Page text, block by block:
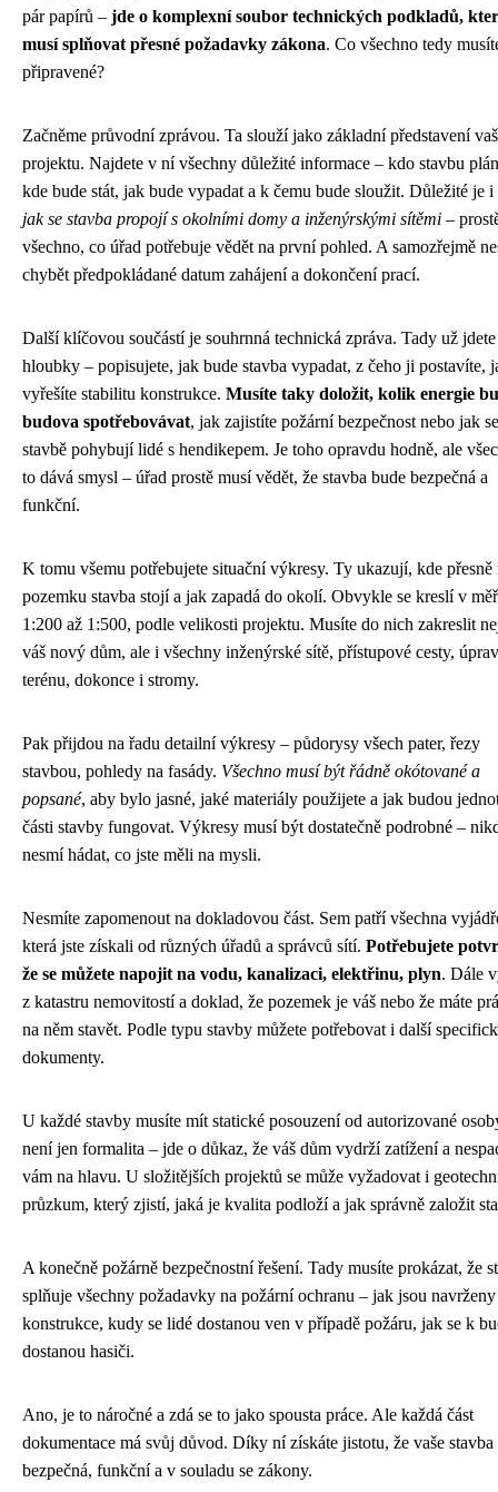
pár papírů – jde o komplexní soubor technických podkladů,
musí splňovat přesné požadavky zákona. Co všechno tedy
připravené?
Začněme průvodní zprávou. Ta slouží jako základní představení
projektu. Najdete v ní všechny důležité informace – kdo stavbu
kde bude stát, jak bude vypadat a k čemu bude sloužit. Důležité je i
jak se stavba propojí s okolními domy a inženýrskými sítěmi –
všechno, co úřad potřebuje vědět na první pohled. A samozřejmě
chybět předpokládané datum zahájení a dokončení prací.
Další klíčovou součástí je souhrnná technická zpráva. Tady už
hloubky – popisujete, jak bude stavba vypadat, z čeho ji postavíte,
vyřešíte stabilitu konstrukce. Musíte taky doložit, kolik energie
budova spotřebovávat, jak zajistíte požární bezpečnost nebo jak
stavbě pohybují lidé s hendikepem. Je toho opravdu hodně, ale
to dává smysl – úřad prostě musí vědět, že stavba bude bezpečná a
funkční.
K tomu všemu potřebujete situační výkresy. Ty ukazují, kde přesně
pozemku stavba stojí a jak zapadá do okolí. Obvykle se kreslí v
1:200 až 1:500, podle velikosti projektu. Musíte do nich zakreslit
váš nový dům, ale i všechny inženýrské sítě, přístupové cesty,
terénu, dokonce i stromy.
Pak přijdou na řadu detailní výkresy – půdorysy všech pater, řezy
stavbou, pohledy na fasády. Všechno musí být řádně okótované a
popsané, aby bylo jasné, jaké materiály použijete a jak budou
části stavby fungovat. Výkresy musí být dostatečně podrobné –
nesmí hádat, co jste měli na mysli.
Nesmíte zapomenout na dokladovou část. Sem patří všechna
která jste získali od různých úřadů a správců sítí. Potřebujete
že se můžete napojit na vodu, kanalizaci, elektřinu, plyn. Dále
z katastru nemovitostí a doklad, že pozemek je váš nebo že máte
na něm stavět. Podle typu stavby můžete potřebovat i další
dokumenty.
U každé stavby musíte mít statické posouzení od autorizované
není jen formalita – jde o důkaz, že váš dům vydrží zatížení a
vám na hlavu. U složitějších projektů se může vyžadovat i
průzkum, který zjistí, jaká je kvalita podloží a jak správně založit
A konečně požárně bezpečnostní řešení. Tady musíte prokázat, že
splňuje všechny požadavky na požární ochranu – jak jsou navrženy
konstrukce, kudy se lidé dostanou ven v případě požáru, jak se k
dostanou hasiči.
Ano, je to náročné a zdá se to jako spousta práce. Ale každá část
dokumentace má svůj důvod. Díky ní získáte jistotu, že vaše stavba
bezpečná, funkční a v souladu se zákony.